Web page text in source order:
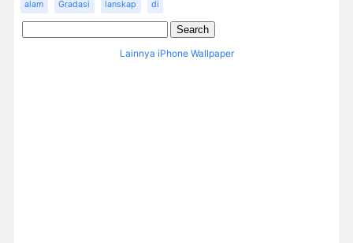
alam Gradasi lanskap di
Lainnya iPhone Wallpaper